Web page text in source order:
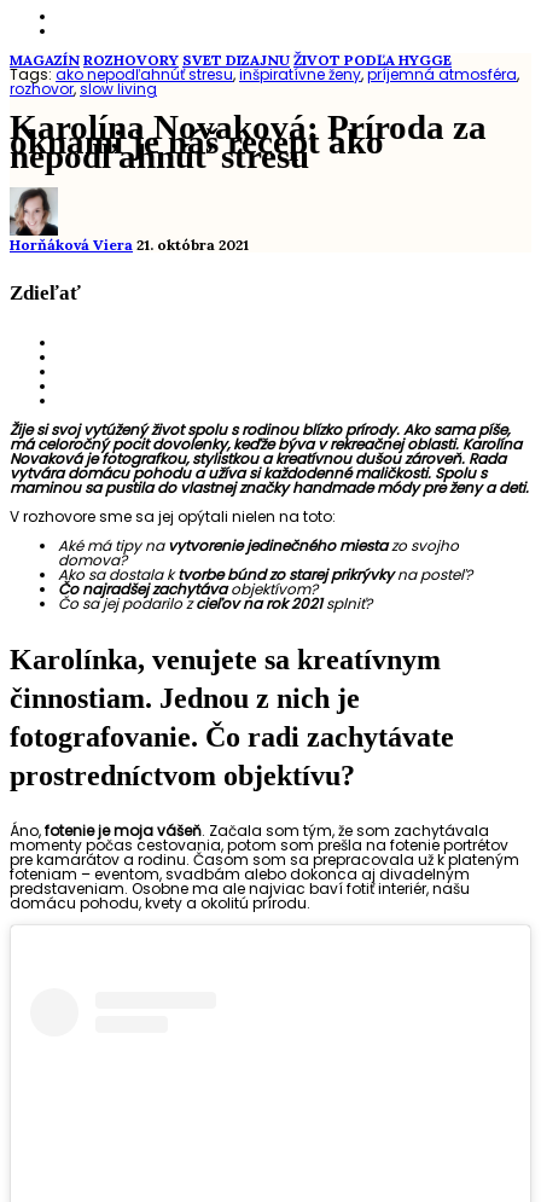
MAGAZÍN ROZHOVORY SVET DIZAJNU ŽIVOT PODĽA HYGGE
Tags:ako nepodľahnúť stresu,inšpiratívne ženy,príjemná atmosféra,
rozhovor,slow living
Karolína Novaková: Príroda za
oknami je náš recept ako
nepodľahnúť stresu
Horňáková Viera 21. októbra 2021
Zdieľať
Žije si svoj vytúžený život spolu s rodinou blízko prírody. Ako sama píše,
má celoročný pocit dovolenky, keďže býva v rekreačnej oblasti. Karolína
Novaková je fotografkou, stylistkou a kreatívnou dušou zároveň. Rada
vytvára domácu pohodu a užíva si každodenné maličkosti. Spolu s
maminou sa pustila do vlastnej značky handmade módy pre ženy a deti.
V rozhovore sme sa jej opýtali nielen na toto:
Aké má tipy navytvorenie jedinečného miestazo svojho
domova?
Ako sa dostala ktvorbe búnd zo starej prikrývkyna posteľ?
Čo najradšej zachytávaobjektívom?
Čo sa jej podarilo zcieľov na rok 2021splniť?
Karolínka, venujete sa kreatívnym
činnostiam. Jednou z nich je
fotografovanie. Čo radi zachytávate
prostredníctvom objektívu?
Áno,fotenie je moja vášeň. Začala som tým, že som zachytávala
momenty počas cestovania, potom som prešla na fotenie portrétov
pre kamarátov a rodinu. Časom som sa prepracovala už k plateným
foteniam – eventom, svadbám alebo dokonca aj divadelným
predstaveniam. Osobne ma ale najviac baví fotiť interiér, našu
domácu pohodu, kvety a okolitú prírodu.